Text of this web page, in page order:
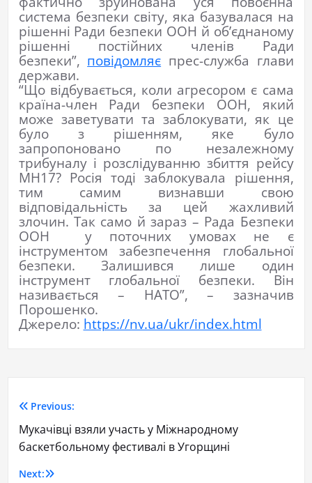
система безпеки світу, яка базувалася на
рішенні Ради безпеки ООН й об’єднаному
рішенні постійних членів Ради
безпеки”, повідомляє прес-служба глави
держави.
“Що відбувається, коли агресором є сама
країна-член Ради безпеки ООН, який
може заветувати та заблокувати, як це
було з рішенням, яке було
запропоновано по незалежному
трибуналу і розслідуванню збиття рейсу
МН17? Росія тоді заблокувала рішення,
тим самим визнавши свою
відповідальність за цей жахливий
злочин. Так само й зараз – Рада Безпеки
ООН у поточних умовах не є
інструментом забезпечення глобальної
безпеки. Залишився лише один
інструмент глобальної безпеки. Він
називається – НАТО”, – зазначив
Порошенко.
Джерело: https://nv.ua/ukr/index.html
Previous:
Мукачівці взяли участь у Міжнародному
баскетбольному фестивалі в Угорщині
Next: